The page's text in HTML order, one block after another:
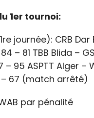
1er tournoi:
1re journée): CRB Dar
– 81 TBB Blida – GS
– 95 ASPTT Alger –
67 (match arrêté)
par pénalité